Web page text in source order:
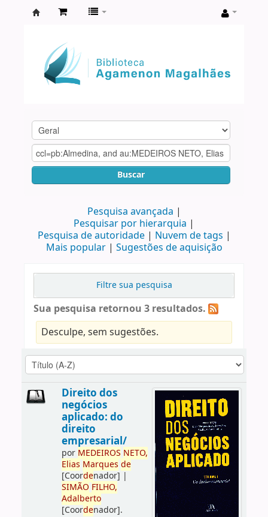
Agamenon
Magalhães
Buscar
Pesquisa avançada
Pesquisar por hierarquia
Pesquisa de autoridade
Nuvem de tags
Mais popular
Sugestões de aquisição
Filtre sua pesquisa
Sua pesquisa retornou 3 resultados.
Desculpe, sem sugestões.
Direito dos
negócios
aplicado: do
direito
empresarial/
por MEDEIROS NETO,
Elias Marques de
[Coordenador] |
SIMÃO FILHO,
Adalberto
[Coordenador].